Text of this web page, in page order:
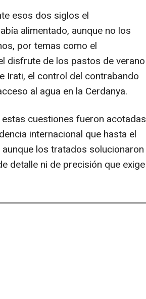
esos dos siglos el
alimentado, aunque no los
por temas como el
disfrute de los pastos de verano
Irati, el control del contrabando
al agua en la Cerdanya.
cuestiones fueron acotadas
internacional que hasta el
los tratados solucionaron
detalle ni de precisión que exige